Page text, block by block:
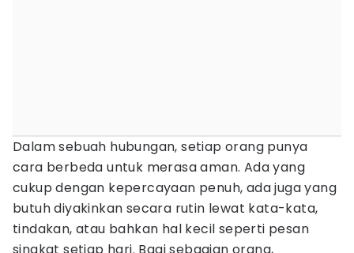
Dalam sebuah hubungan, setiap orang punya
cara berbeda untuk merasa aman. Ada yang
cukup dengan kepercayaan penuh, ada juga yang
butuh diyakinkan secara rutin lewat kata-kata,
tindakan, atau bahkan hal kecil seperti pesan